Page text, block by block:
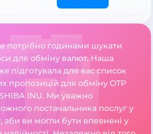
потрібно годинами шукати
для обміну валют. Наша
підготувала для вас список
пропозицій для обміну OTP
INU. Ми уважно
постачальника послуг у
аби ви могли бути впевнені у